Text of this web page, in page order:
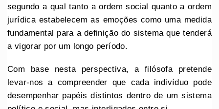
segundo a qual tanto a ordem social quanto a ordem
jurídica estabelecem as emoções como uma medida
fundamental para a definição do sistema que tenderá
a vigorar por um longo período.
Com base nesta perspectiva, a filósofa pretende
levar-nos a compreender que cada indivíduo pode
desempenhar papéis distintos dentro de um sistema